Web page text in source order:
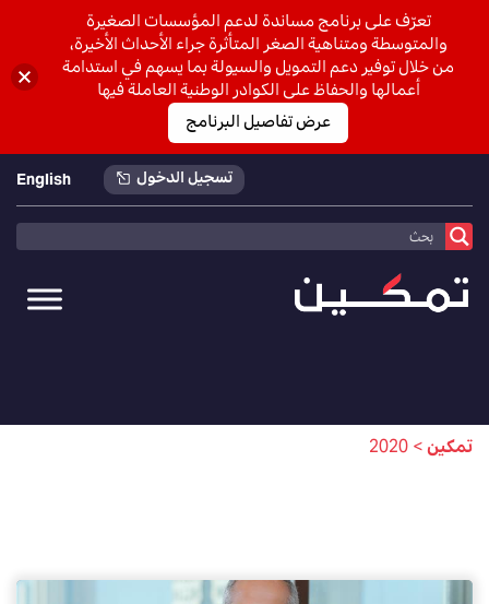
تسجيل الدخول English
تمكين>
2020
تعرّف على برنامج مساندة لدعم المؤسسات الصغيرة
والمتوسطة ومتناهية الصغر المتأثرة جراء الأحداث الأخيرة،
من خلال توفير دعم التمويل والسيولة بما يسهم في استدامة
أعمالها والحفاظ على الكوادر الوطنية العاملة فيها
عرض تفاصيل البرنامج